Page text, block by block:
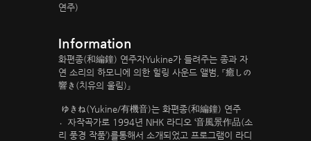
연주)
Information
화편종(和編鐘) 연주자Yukine가 들려주는 종과 자
연 소리의 하모니에 의한 힐링 사운드 앨범, 『癒しの
響き(치유의 울림)』
ゆきね(Yukine/有機音)는 화편종(和編鐘) 연주
자〮작곡가로 1994년 NHK 라디오 ‘音風景作品(소
리 풍경 작품’)를통해서 소개되었고 프로그램이 라디